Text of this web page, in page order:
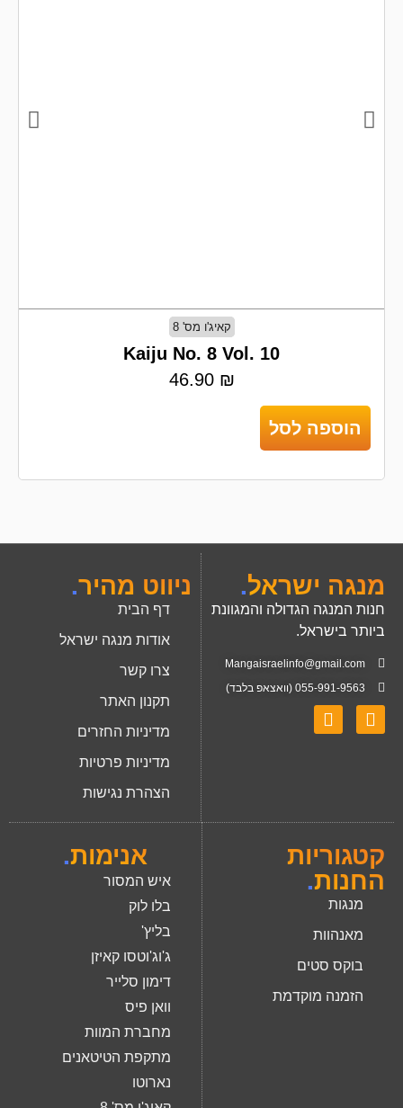
קאיג'ו מס' 8
Kaiju No. 8 Vol. 10
46.90 ₪
הוספה לסל
מנגה ישראל.
חנות המנגה הגדולה והמגוונת
ביותר בישראל.
Mangaisraelinfo@gmail.com
055-991-9563 (וואצאפ בלבד)
ניווט מהיר.
דף הבית
אודות מנגה ישראל
צרו קשר
תקנון האתר
מדיניות החזרים
מדיניות פרטיות
הצהרת נגישות
קטגוריות
החנות.
מנגות
מאנהוות
בוקס סטים
הזמנה מוקדמת
אנימות.
איש המסור
בלו לוק
בליץ'
ג'וג'וטסו קאיזן
דימון סלייר
וואן פיס
מחברת המוות
מתקפת הטיטאנים
נארוטו